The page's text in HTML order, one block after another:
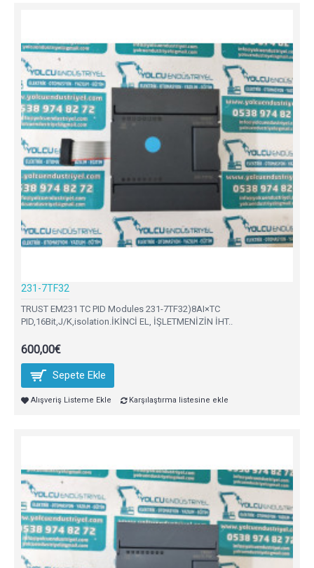
231-7TF32
TRUST EM231 TC PID Modules 231-7TF32)8AI×TC
PID,16Bit,J/K,isolation.İKİNCİ EL, İŞLETMENİZİN İHT..
600,00€
Sepete Ekle
Alışveriş Listeme Ekle Karşılaştırma listesine ekle